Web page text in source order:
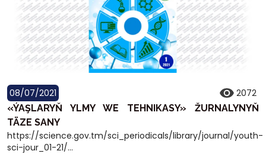
08/07/2021 2072
«ÝAŞLARYŇ YLMY WE TEHNIKASY» ŽURNALYNYŇ
TÄZE SANY
https://science.gov.tm/sci_periodicals/library/journal/youth-
sci-jour_01-21/...